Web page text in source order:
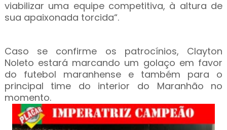
viabilizar uma equipe competitiva, à altura de
sua apaixonada torcida“.
Caso se confirme os patrocínios, Clayton
Noleto estará marcando um golaço em favor
do futebol maranhense e também para o
principal time do interior do Maranhão no
momento.